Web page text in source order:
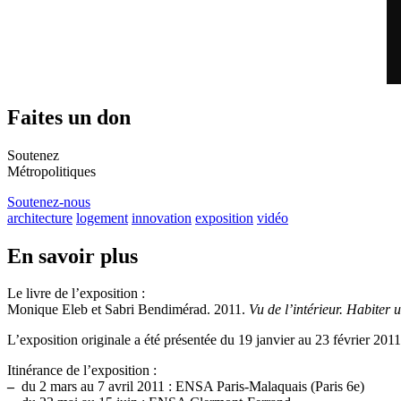
Faites un don
Soutenez
Métropolitiques
Soutenez-nous
architecture logement innovation exposition vidéo
En savoir plus
Le livre de l’exposition :
Monique Eleb et Sabri Bendimérad. 2011. Vu de l’intérieur. Habiter
L’exposition originale a été présentée du 19 janvier au 23 février
Itinérance de l’exposition :
–du 2 mars au 7 avril 2011 : ENSA Paris-Malaquais (Paris 6e)